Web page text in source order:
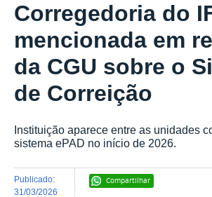
Corregedoria do
mencionada em
da CGU sobre o
de Correição
Instituição aparece entre as unidades
sistema ePAD no início de 2026.
Compartilhar
publicado:
31/03/2026